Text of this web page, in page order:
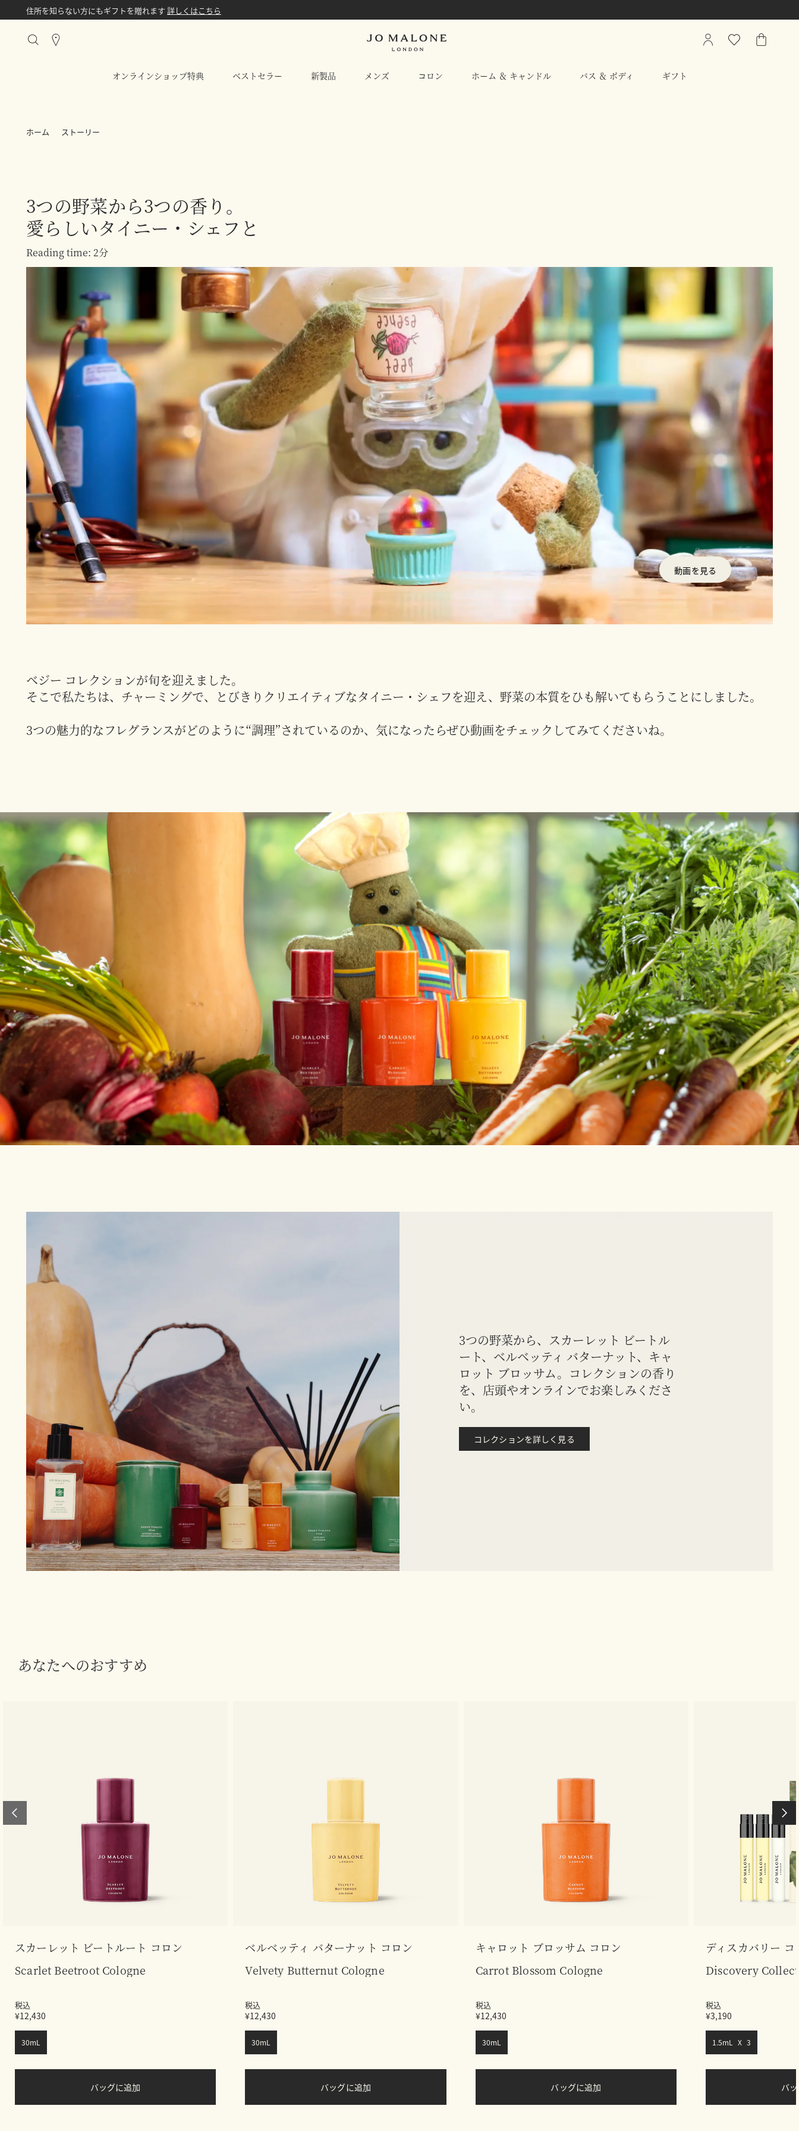
住所を知らない方にもギフトを贈れます 詳しくはこちら
オンラインショップ特典 ベストセラー 新製品 メンズ コロン ホーム ＆ キャンドル バス ＆ ボディ ギフト
Stores
My
ウ
シ
ホーム ストーリー
3つの野菜から3つの香り。
愛らしいタイニー・シェフと
Reading time: 2分
動画を見る
ベジー コレクションが旬を迎えました。
そこで私たちは、チャーミングで、とびきりクリエイティブなタイニー・シェフを迎え、野菜の本質をひも解いてもらうことにしました。
3つの魅力的なフレグランスがどのように“調理”されているのか、気になったらぜひ動画をチェックしてみてくださいね。
3つの野菜から、スカーレット ビートル
ート、ベルベッティ バターナット、キャ
ロット ブロッサム。コレクションの香り
を、店頭やオンラインでお楽しみくださ
い。
コレクションを詳しく見る
あなたへのおすすめ
スカーレット ビートルート コロン
Scarlet Beetroot Cologne
税込
¥12,430
30mL
バッグに追加
ベルベッティ バターナット コロン
Velvety Butternut Cologne
税込
¥12,430
30mL
バッグに追加
キャロット ブロッサム コロン
Carrot Blossom Cologne
税込
¥12,430
30mL
バッグに追加
ディスカバリー
Discovery
税込
¥3,190
1.5mL X 3
バ